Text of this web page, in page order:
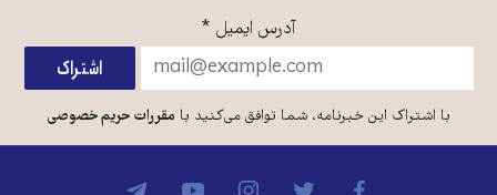
آدرس ایمیل *
با اشتراک این خبرنامه، شما توافق می‌کنید بامقررات حریم خصوصی